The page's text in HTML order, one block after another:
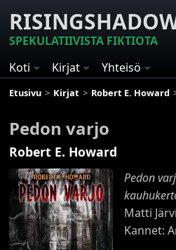
SPEKULATIIVISTA FIKTIOTA
Koti
Kirjat Yhteisö
Etusivu Kirjat Robert E. Howard
Pedon varjo
Robert E. Howard
Pedon
Matti
Kannet: